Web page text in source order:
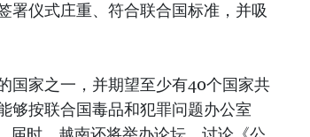
署仪式庄重、符合联合国标准，并吸
国家之一，并期望至少有40个国家共
够按联合国毒品和犯罪问题办公室